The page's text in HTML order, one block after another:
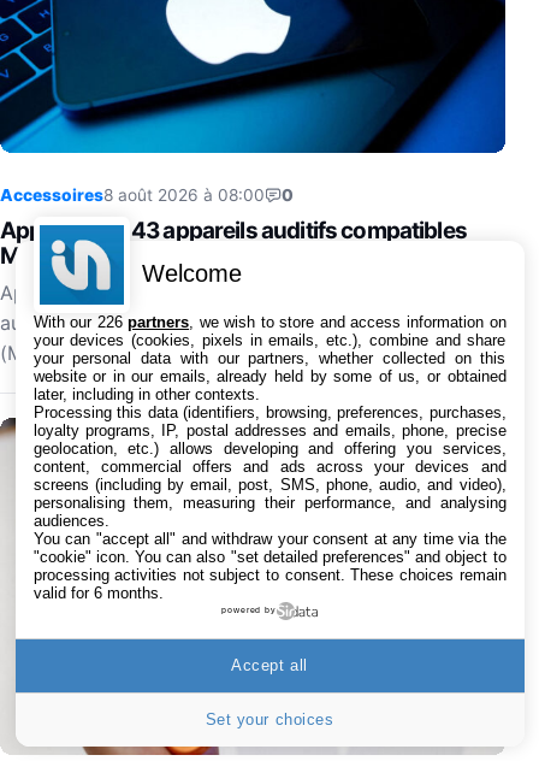
Accessoires8 août 2026 à 08:00 0
Apple ajoute 43 appareils auditifs compatibles
Made for iPhone (MFi)
Apple a mis à jour sa liste concernant les appareils
auditifs qui sont compatibles avec Made for iPhone
(MFi). On en retrouve 43 au total répartis…
Welcome
With our 226partners , we wish to store and access information on
your devices (cookies, pixels in emails, etc.), combine and share
your personal data with our partners, whether collected on this
website or in our emails, already held by some of us, or obtained
later, including in other contexts.
Processing this data (identifiers, browsing, preferences, purchases,
loyalty programs, IP, postal addresses and emails, phone, precise
geolocation, etc.) allows developing and offering you services,
content, commercial offers and ads across your devices and
screens (including by email, post, SMS, phone, audio, and video),
personalising them, measuring their performance, and analysing
audiences.
You can "accept all" and withdraw your consent at any time via the
"cookie" icon. You can also "set detailed preferences" and object to
processing activities not subject to consent. These choices remain
valid for 6 months.
powered by
Set your choices
Accept all